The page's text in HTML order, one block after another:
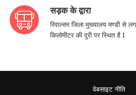
सड़क के द्वारा
रिवाल्सर जिला मुख्यालय मण्डी से
किलोमीटर की दुरी पर स्थित है I
वेबसाइट नीति